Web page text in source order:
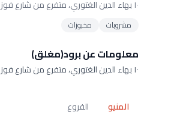
١٠ بهاء الدين الغتوري، متفرع من شارع فوزي معاذ
مشروبات مخبوزات
معلومات عن برود(مغلق)
١٠ بهاء الدين الغتوري، متفرع من شارع فوزي معاذ
المنيو الفروع